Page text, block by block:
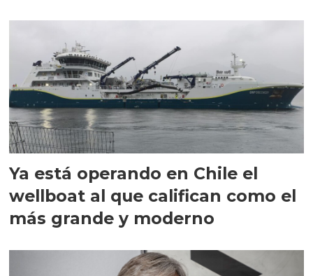
Ya está operando en Chile el
wellboat al que califican como el
más grande y moderno